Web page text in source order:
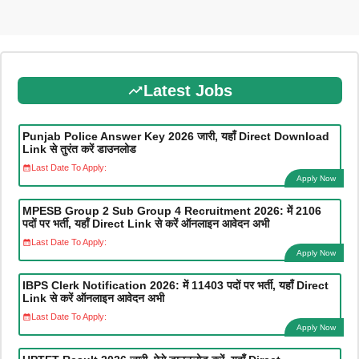
Latest Jobs
Punjab Police Answer Key 2026 जारी, यहाँ Direct Download
Link से तुरंत करें डाउनलोड
Last Date To Apply:
Apply Now
MPESB Group 2 Sub Group 4 Recruitment 2026: में 2106
पदों पर भर्ती, यहाँ Direct Link से करें ऑनलाइन आवेदन अभी
Last Date To Apply:
Apply Now
IBPS Clerk Notification 2026: में 11403 पदों पर भर्ती, यहाँ Direct
Link से करें ऑनलाइन आवेदन अभी
Last Date To Apply:
Apply Now